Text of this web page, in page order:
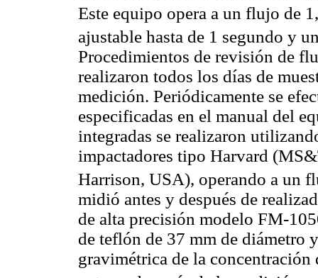
Este equipo opera a un flujo de
ajustable hasta de 1 segundo y
Procedimientos de revisión de
realizaron todos los días de
medición. Periódicamente se
especificadas en el manual del
integradas se realizaron
impactadores tipo Harvard
Harrison, USA), operando a un
midió antes y después de
de alta precisión modelo FM-
de teflón de 37 mm de diámetro
gravimétrica de la concentración